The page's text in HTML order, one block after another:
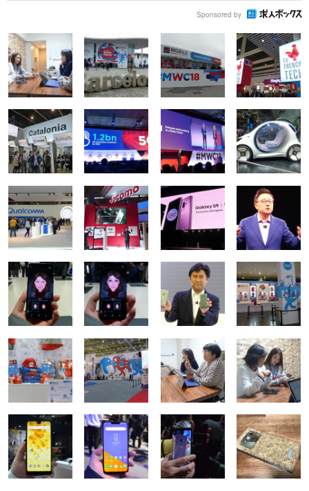
Sponsored by